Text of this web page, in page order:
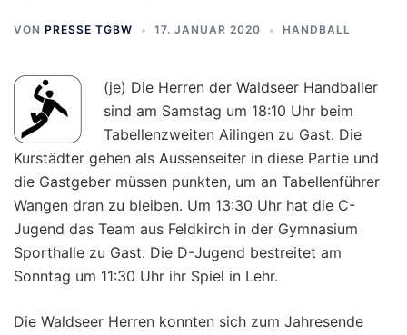
VON PRESSE TGBW 17. JANUAR 2020 HANDBALL
(je) Die Herren der Waldseer Handballer
sind am Samstag um 18:10 Uhr beim
Tabellenzweiten Ailingen zu Gast. Die
Kurstädter gehen als Aussenseiter in diese Partie und
die Gastgeber müssen punkten, um an Tabellenführer
Wangen dran zu bleiben. Um 13:30 Uhr hat die C-
Jugend das Team aus Feldkirch in der Gymnasium
Sporthalle zu Gast. Die D-Jugend bestreitet am
Sonntag um 11:30 Uhr ihr Spiel in Lehr.
Die Waldseer Herren konnten sich zum Jahresende